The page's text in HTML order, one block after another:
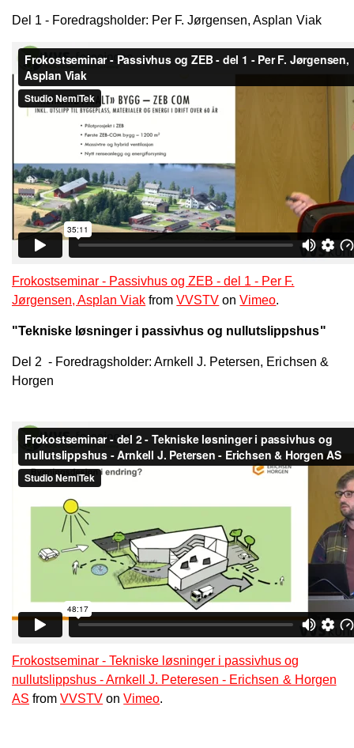
Del 1 - Foredragsholder: Per F. Jørgensen, Asplan Viak
Frokostseminar - Passivhus og ZEB - del 1 - Per F.
Jørgensen, Asplan Viak fromVVSTV onVimeo.
"Tekniske løsninger i passivhus og nullutslippshus"
Del 2 - Foredragsholder: Arnkell J. Petersen, Erichsen &
Horgen
Frokostseminar - Tekniske løsninger i passivhus og
nullutslippshus - Arnkell J. Peteresen - Erichsen & Horgen
AS fromVVSTV onVimeo.